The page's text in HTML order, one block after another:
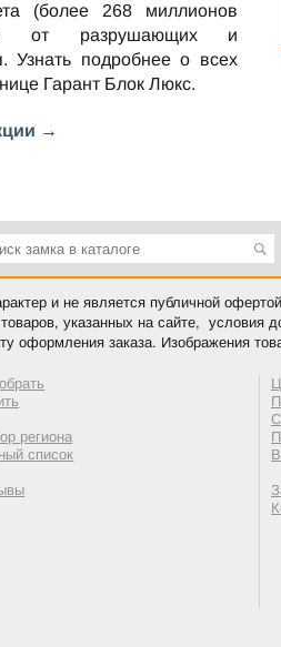
(более 268 миллионов
от разрушающих и
Узнать подробнее о всех
Гарант Блок Люкс.
→
и не является публичной
указанных на сайте,
оформления заказа. Изображения
региона
список